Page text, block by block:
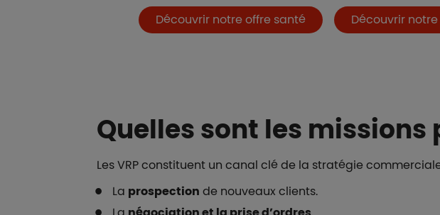
Boutons et liensDécouvrir notre offre santé Découvrir
Quelles sont les missions
Les VRP constituent un canal clé de la stratégie
La prospection de nouveaux clients.